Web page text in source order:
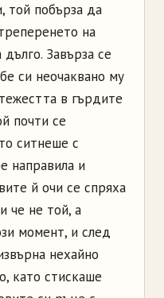
той побърза да
на
Завърза се
си неочаквано му
в гърдите
почти се
ситнеше с
направила и
й очи се спряха
че не той, а
момент, и след
нехайно
като стискаше